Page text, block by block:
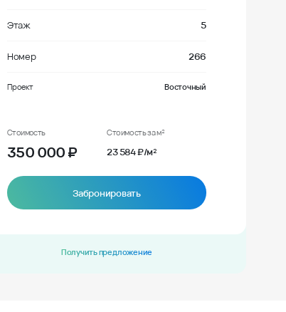
Этаж 5
Номер 266
Проект Восточный
Стоимость
350 000₽
Стоимость за м²
23 584 ₽/м²
Забронировать
Получить предложение